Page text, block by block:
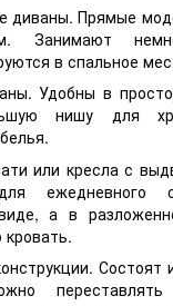
диваны. Прямые
Занимают
в спальное
Удобны в
нишу для
или кресла с
ежедневного
а в
Состоят